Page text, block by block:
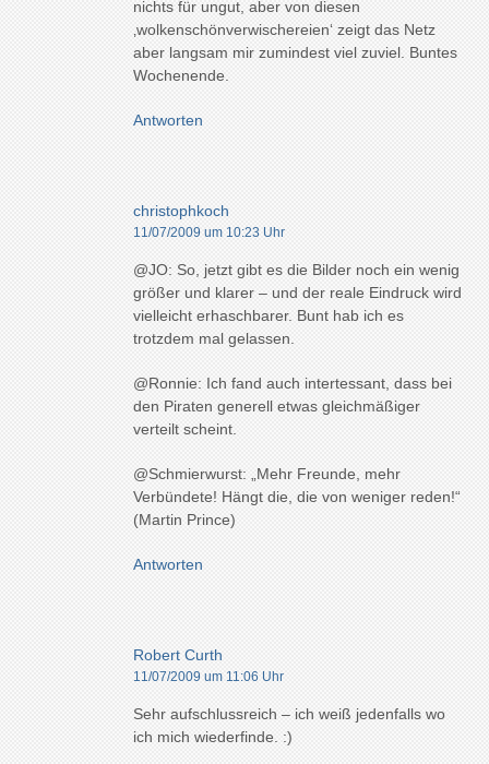
nichts für ungut, aber von diesen
‚wolkenschönverwischereien‘ zeigt das Netz
aber langsam mir zumindest viel zuviel. Buntes
Wochenende.
Antworten
christophkoch
11/07/2009 um 10:23 Uhr
@JO: So, jetzt gibt es die Bilder noch ein wenig
größer und klarer – und der reale Eindruck wird
vielleicht erhaschbarer. Bunt hab ich es
trotzdem mal gelassen.
@Ronnie: Ich fand auch intertessant, dass bei
den Piraten generell etwas gleichmäßiger
verteilt scheint.
@Schmierwurst: „Mehr Freunde, mehr
Verbündete! Hängt die, die von weniger reden!“
(Martin Prince)
Antworten
Robert Curth
11/07/2009 um 11:06 Uhr
Sehr aufschlussreich – ich weiß jedenfalls wo
ich mich wiederfinde. :)